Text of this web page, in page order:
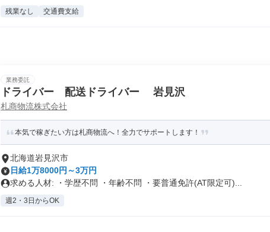
残業なし 交通費支給
業務委託
ドライバー 配送ドライバー 岩見沢
札商物流株式会社
本気で稼ぎたい方は札商物流へ！全力でサポートします！
北海道岩見沢市
日給1万8000円～3万円
求める人材: ・学歴不問 ・年齢不問 ・要普通免許(AT限定可)...
週2・3日からOK